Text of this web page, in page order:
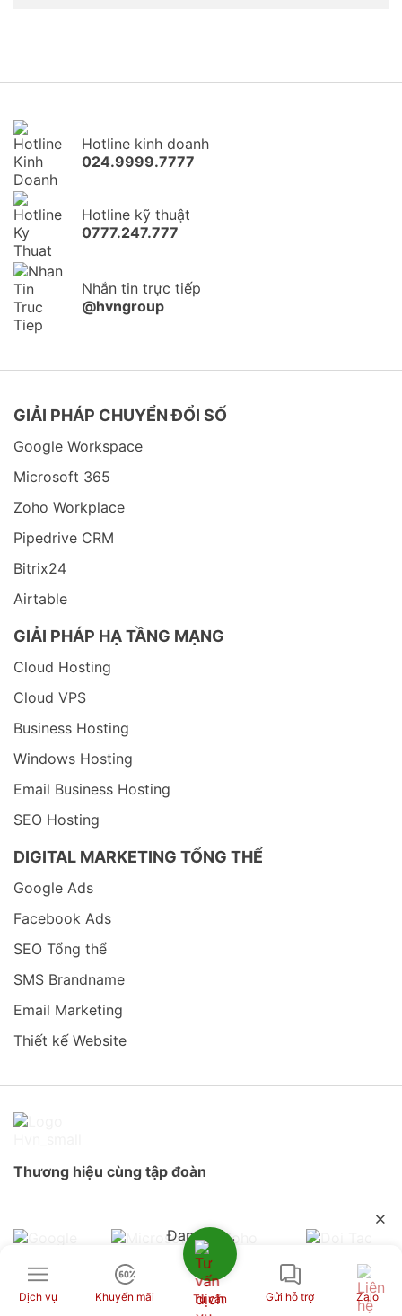
Hotline kinh doanh
024.9999.7777
Hotline kỹ thuật
0777.247.777
Nhắn tin trực tiếp
@hvngroup
GIẢI PHÁP CHUYỂN ĐỔI SỐ
Google Workspace
Microsoft 365
Zoho Workplace
Pipedrive CRM
Bitrix24
Airtable
GIẢI PHÁP HẠ TẦNG MẠNG
Cloud Hosting
Cloud VPS
Business Hosting
Windows Hosting
Email Business Hosting
SEO Hosting
DIGITAL MARKETING TỔNG THỂ
Google Ads
Facebook Ads
SEO Tổng thể
SMS Brandname
Email Marketing
Thiết kế Website
Thương hiệu cùng tập đoàn
Liên hệ với chúng tôi
Dịch vụ Khuyến mãi Tư vấn Gửi hỗ trợ Zalo
Đang tải...